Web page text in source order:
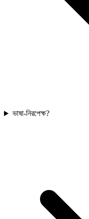
ভাষা-নিরপেক্ষ?